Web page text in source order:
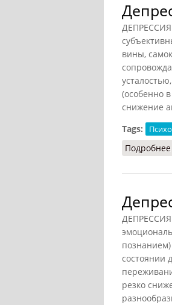
ДЕПРЕССИЯ
вины,
(особенно
снижение
Tags:
Подробнее
ДЕПРЕССИЯ
состоянии
резко